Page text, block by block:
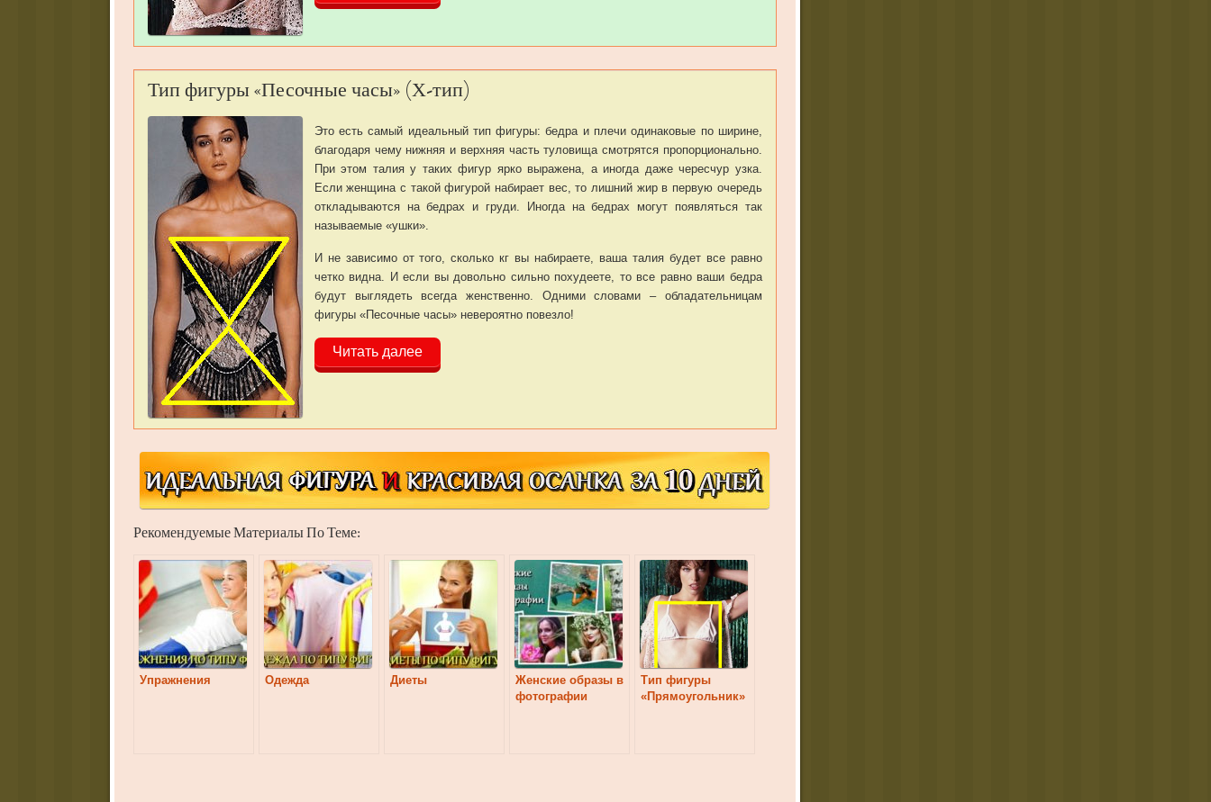
Тип фигуры «Песочные часы» (Х-тип)
Это есть самый идеальный тип фигуры: бедра и плечи одинаковые по ширине,
благодаря чему нижняя и верхняя часть туловища смотрятся пропорционально.
При этом талия у таких фигур ярко выражена, а иногда даже чересчур узка.
Если женщина с такой фигурой набирает вес, то лишний жир в первую очередь
откладываются на бедрах и груди. Иногда на бедрах могут появляться так
называемые «ушки».
И не зависимо от того, сколько кг вы набираете, ваша талия будет все равно
четко видна. И если вы довольно сильно похудеете, то все равно ваши бедра
будут выглядеть всегда женственно. Одними словами – обладательницам
фигуры «Песочные часы» невероятно повезло!
Читать далее
Рекомендуемые Материалы По Теме:
Упражнения Одежда Диеты
Женские образы в
фотографии
Тип фигуры
«Прямоугольник»